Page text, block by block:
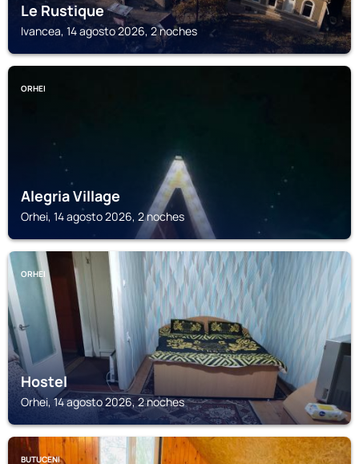
Le Rustique
Ivancea, 14 agosto 2026, 2 noches
ORHEI
Alegria Village
Orhei, 14 agosto 2026, 2 noches
ORHEI
Hostel
Orhei, 14 agosto 2026, 2 noches
BUTUCENI